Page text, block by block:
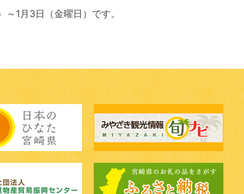
～1月3日（金曜日）です。